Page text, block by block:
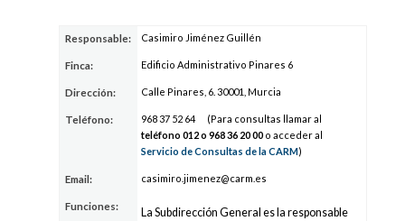
Responsable: Casimiro Jiménez Guillén
Finca: Edificio Administrativo Pinares 6
Dirección: Calle Pinares, 6. 30001, Murcia
Teléfono: 968 37 52 64
(Para consultas llamar al
teléfono 012 o 968 36 2000 o acceder al
Servicio de Consultas de la CARM)
Email: casimiro.jimenez@carm.es
Funciones:
La Subdirección General es la responsable